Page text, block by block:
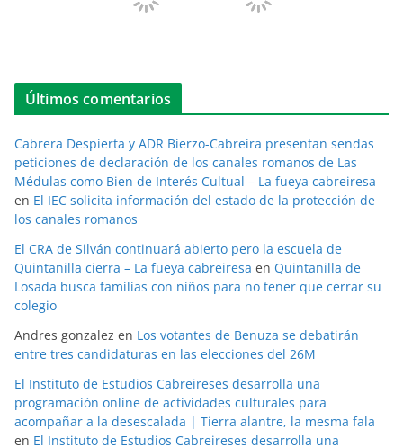
Últimos comentarios
Cabrera Despierta y ADR Bierzo-Cabreira presentan sendas
peticiones de declaración de los canales romanos de Las
Médulas como Bien de Interés Cultual – La fueya cabreiresa
en El IEC solicita información del estado de la protección de
los canales romanos
El CRA de Silván continuará abierto pero la escuela de
Quintanilla cierra – La fueya cabreiresa en Quintanilla de
Losada busca familias con niños para no tener que cerrar su
colegio
Andres gonzalez en Los votantes de Benuza se debatirán
entre tres candidaturas en las elecciones del 26M
El Instituto de Estudios Cabreireses desarrolla una
programación online de actividades culturales para
acompañar a la desescalada | Tierra alantre, la mesma fala
en El Instituto de Estudios Cabreireses desarrolla una